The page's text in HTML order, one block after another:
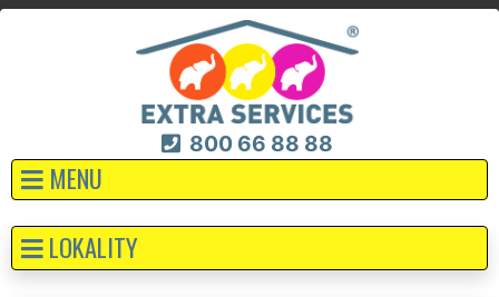
800 66 88 88
MENU
LOKALITY